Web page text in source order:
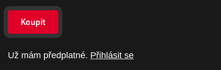
Koupit
Už mám předplatné. Přihlásit se